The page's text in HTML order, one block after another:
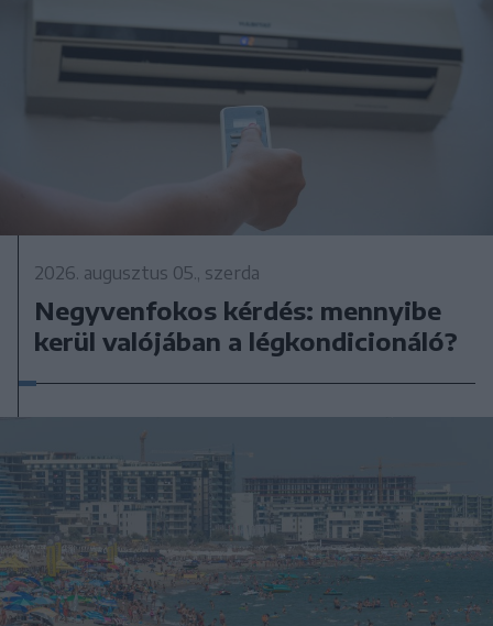
2026. augusztus 05., szerda
Negyvenfokos kérdés: mennyibe
kerül valójában a légkondicionáló?